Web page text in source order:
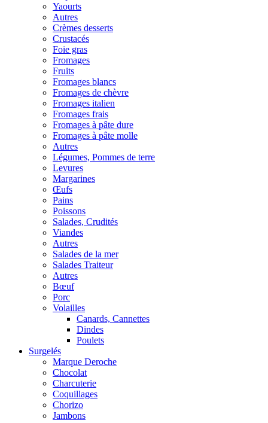
Yaourts
Autres
Crèmes desserts
Crustacés
Foie gras
Fromages
Fruits
Fromages blancs
Fromages de chèvre
Fromages italien
Fromages frais
Fromages à pâte dure
Fromages à pâte molle
Autres
Légumes, Pommes de terre
Levures
Margarines
Œufs
Pains
Poissons
Salades, Crudités
Viandes
Autres
Salades de la mer
Salades Traiteur
Autres
Bœuf
Porc
Volailles
Canards, Cannettes
Dindes
Poulets
Surgelés
Marque Deroche
Chocolat
Charcuterie
Coquillages
Chorizo
Jambons